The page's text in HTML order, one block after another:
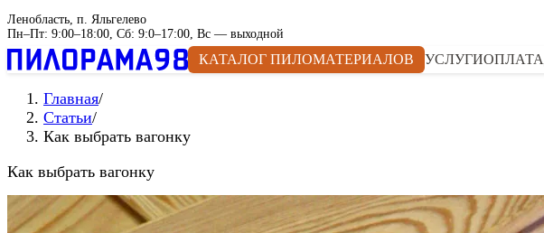
Ленобласть, п. Яльгелево
Пн–Пт: 9:00–18:00, Сб: 9:0–17:00, Вс — выходной
КАТАЛОГ ПИЛОМАТЕРИАЛОВ УСЛУГИОПЛАТА
Главная/
Статьи/
Как выбрать вагонку
Как выбрать вагонку